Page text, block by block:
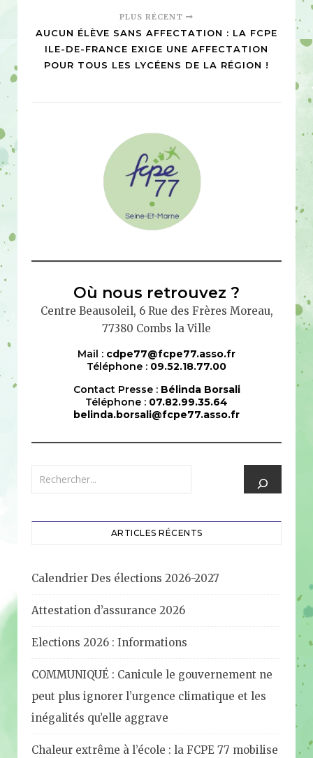
PLUS RÉCENT
AUCUN ÉLÈVE SANS AFFECTATION : LA FCPE
ILE-DE-FRANCE EXIGE UNE AFFECTATION
POUR TOUS LES LYCÉENS DE LA RÉGION !
Où nous retrouvez ?
Centre Beausoleil, 6 Rue des Frères Moreau,
77380 Combs la Ville
Mail : cdpe77@fcpe77.asso.fr
Téléphone : 09.52.18.77.00
Contact Presse : Bélinda Borsali
Téléphone : 07.82.99.35.64
belinda.borsali@fcpe77.asso.fr
ARTICLES RÉCENTS
Calendrier Des élections 2026-2027
Attestation d’assurance 2026
Elections 2026 : Informations
COMMUNIQUÉ : Canicule le gouvernement ne
peut plus ignorer l’urgence climatique et les
inégalités qu’elle aggrave
Chaleur extrême à l’école : la FCPE 77 mobilise